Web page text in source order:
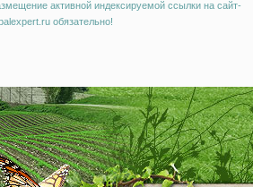
активной индексируемой ссылки на сайт-
обязательно!